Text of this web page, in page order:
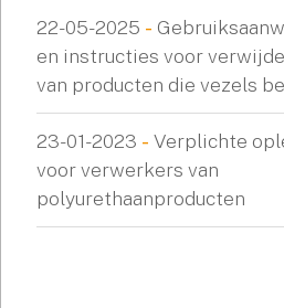
22-05-2025 -
en instructies voor
van producten die vezels
23-01-2023 - Verplichte
voor verwerkers van
polyurethaanproducten